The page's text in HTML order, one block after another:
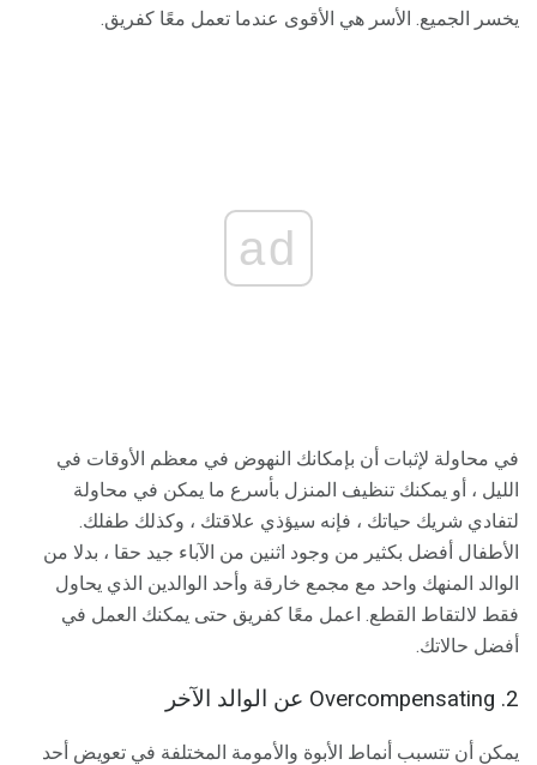
يخسر الجميع. الأسر هي الأقوى عندما تعمل معًا كفريق.
ad
في محاولة لإثبات أن بإمكانك النهوض في معظم الأوقات في
الليل ، أو يمكنك تنظيف المنزل بأسرع ما يمكن في محاولة
لتفادي شريك حياتك ، فإنه سيؤذي علاقتك ، وكذلك طفلك.
الأطفال أفضل بكثير من وجود اثنين من الآباء جيد حقا ، بدلا من
الوالد المنهك واحد مع مجمع خارقة وأحد الوالدين الذي يحاول
فقط لالتقاط القطع. اعمل معًا كفريق حتى يمكنك العمل في
أفضل حالاتك.
2. Overcompensating عن الوالد الآخر
يمكن أن تتسبب أنماط الأبوة والأمومة المختلفة في تعويض أحد